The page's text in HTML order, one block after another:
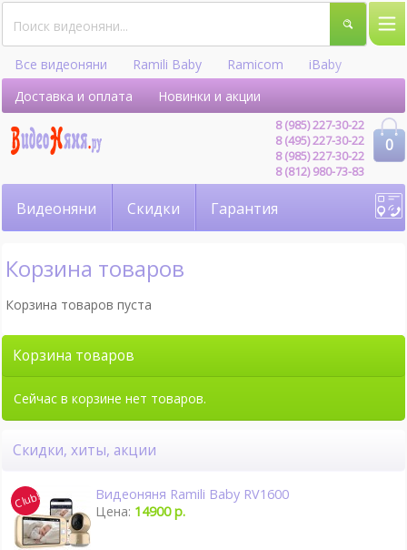
Все видеоняни Ramili Baby Ramicom
iBaby
Hellobaby
Доставка и оплата Новинки и акции
0
8 (985) 227-30-22
8 (495) 227-30-22
8 (985) 227-30-22
8 (812) 980-73-83
Видеоняни Скидки Гарантия
Корзина товаров
Корзина товаров пуста
Корзина товаров
Сейчас в корзине нет товаров.
Скидки, хиты, акции
Видеоняня Ramili Baby RV1600
Цена: 14900 р.